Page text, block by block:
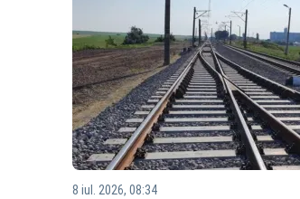
8 iul. 2026, 08:34